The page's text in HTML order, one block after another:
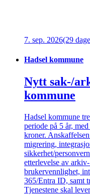
7. sep. 2026(29
Hadsel kommune
Nytt sak-/
kommune
Hadsel kommune
periode på 5 år,
kroner.
migrering,
sikkerhet/
etterlevelse av
brukervennlighet,
365/Entra ID, samt
Tjenestene skal